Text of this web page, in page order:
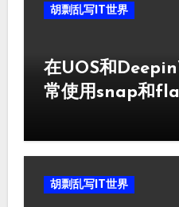
胡剽乱写IT世界
在UOS和
常使用snap和
胡剽乱写IT世界